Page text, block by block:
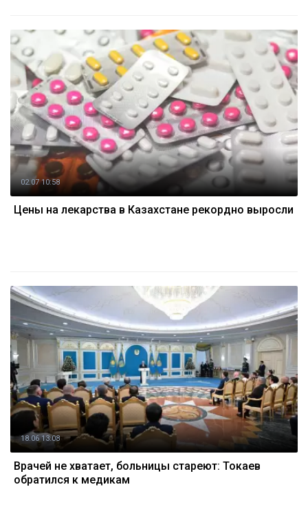
02.07 10:58
Цены на лекарства в Казахстане рекордно выросли
18.06 13:08
Врачей не хватает, больницы стареют: Токаев
обратился к медикам